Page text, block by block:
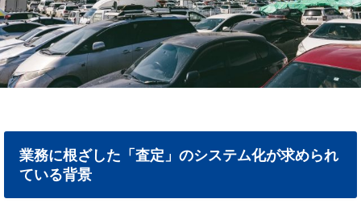
業務に根ざした「査定」のシステム化が求められ
ている背景